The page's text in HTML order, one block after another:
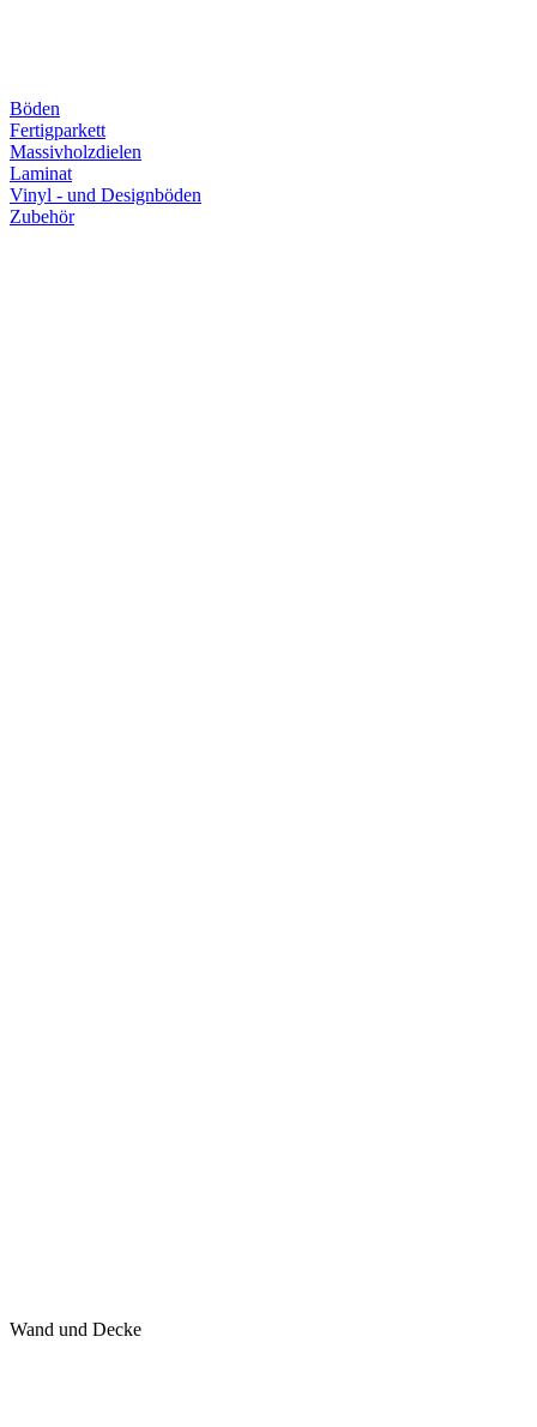
Böden
Fertigparkett
Massivholzdielen
Laminat
Vinyl - und Designböden
Zubehör
Wand und Decke